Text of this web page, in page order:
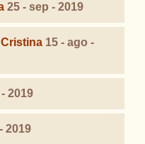
25 - sep - 2019
15 - ago -
2019
2019